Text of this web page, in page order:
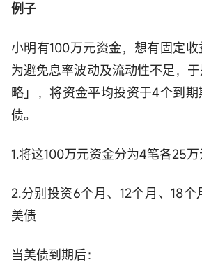
例子
小明有100万元资金，想有固定收
为避免息率波动及流动性不足，
略」，将资金平均投资于4个到
债。
1.将这100万元资金分为4笔各25
2.分别投资6个月、12个月、18
美债
当美债到期后：